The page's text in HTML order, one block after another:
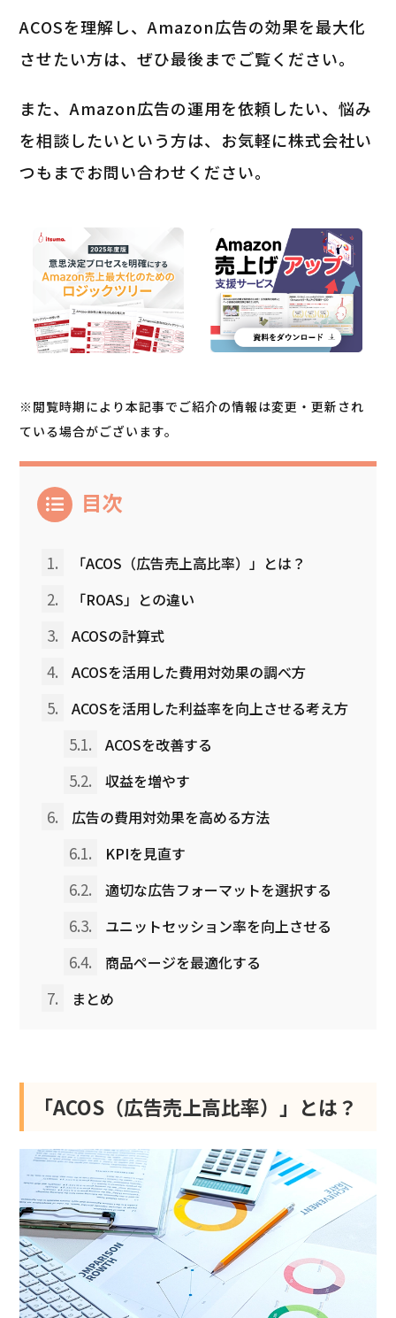
ACOSを理解し、Amazon広告の効果を最大化
させたい方は、ぜひ最後までご覧ください。
また、Amazon広告の運用を依頼したい、悩み
を相談したいという方は、お気軽に株式会社い
つもまでお問い合わせください。
※閲覧時期により本記事でご紹介の情報は変更・更新され
ている場合がございます。
目次
1. 「ACOS（広告売上高比率）」とは？
2. 「ROAS」との違い
3. ACOSの計算式
4. ACOSを活用した費用対効果の調べ方
5. ACOSを活用した利益率を向上させる考え方
5.1. ACOSを改善する
5.2. 収益を増やす
6. 広告の費用対効果を高める方法
6.1. KPIを見直す
6.2. 適切な広告フォーマットを選択する
6.3. ユニットセッション率を向上させる
6.4. 商品ページを最適化する
7. まとめ
「ACOS（広告売上高比率）」とは？